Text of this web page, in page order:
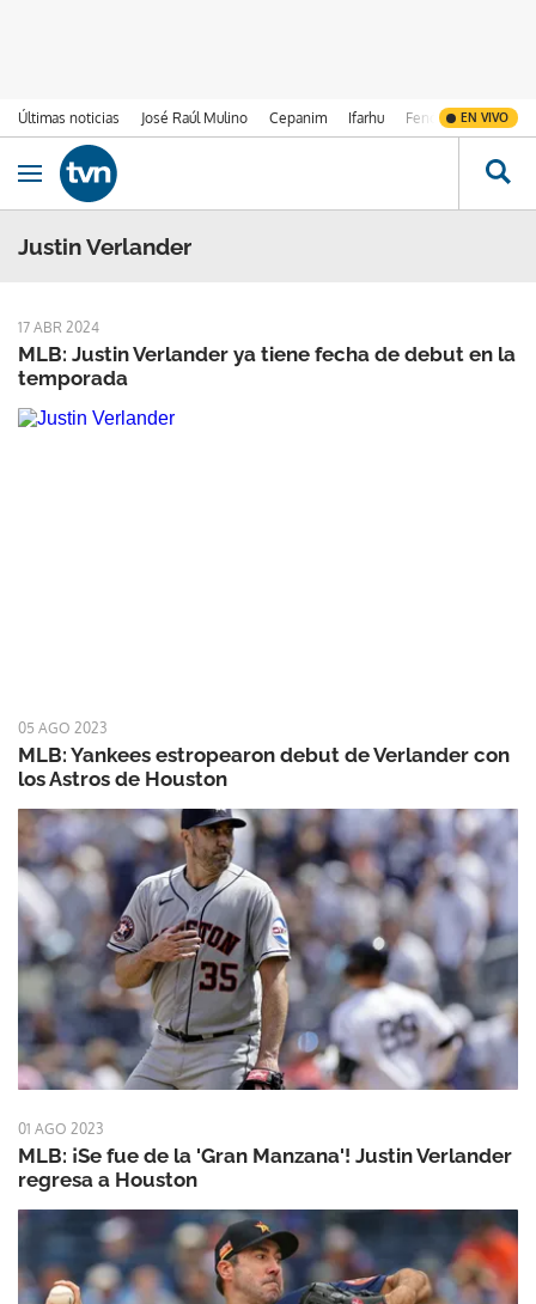
Últimas noticias José Raúl Mulino Cepanim Ifarhu Fenómeno de El
EN VIVO
Ir al contenido
Obrir navegació
Justin Verlander
17 ABR 2024
MLB: Justin Verlander ya tiene fecha de debut en la
temporada
05 AGO 2023
MLB: Yankees estropearon debut de Verlander con
los Astros de Houston
01 AGO 2023
MLB: ¡Se fue de la 'Gran Manzana'! Justin Verlander
regresa a Houston